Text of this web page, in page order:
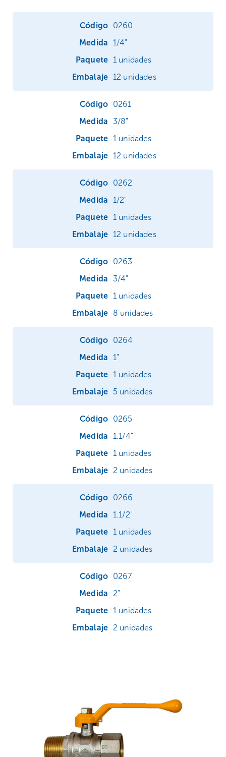
0260
1/4"
1 unidades
12 unidades
0261
3/8"
1 unidades
12 unidades
0262
1/2"
1 unidades
12 unidades
0263
3/4"
1 unidades
8 unidades
0264
1"
1 unidades
5 unidades
0265
1.1/4"
1 unidades
2 unidades
0266
1.1/2"
1 unidades
2 unidades
0267
2"
1 unidades
2 unidades